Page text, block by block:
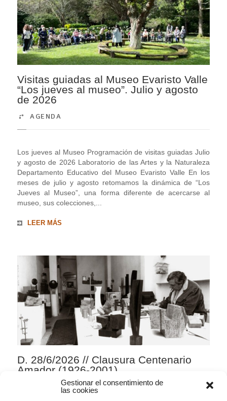
Gestionar el consentimiento de
las cookies
Visitas guiadas al Museo Evaristo Valle
“Los jueves al museo”. Julio y agosto
de 2026
AGENDA
Los jueves al Museo Programación de visitas guiadas Julio
y agosto de 2026 Laboratorio de las Artes y la Naturaleza
Departamento Educativo del Museo Evaristo Valle En los
meses de julio y agosto retomamos la dinámica de “Los
Jueves al Museo”, una forma diferente de acercarse al
museo, sus colecciones,...
LEER MÁS
D. 28/6/2026 // Clausura Centenario
Amador (1926-2001)
AGENDA,ARTE CONTEMPORÁNEO
EXHIBITIONS